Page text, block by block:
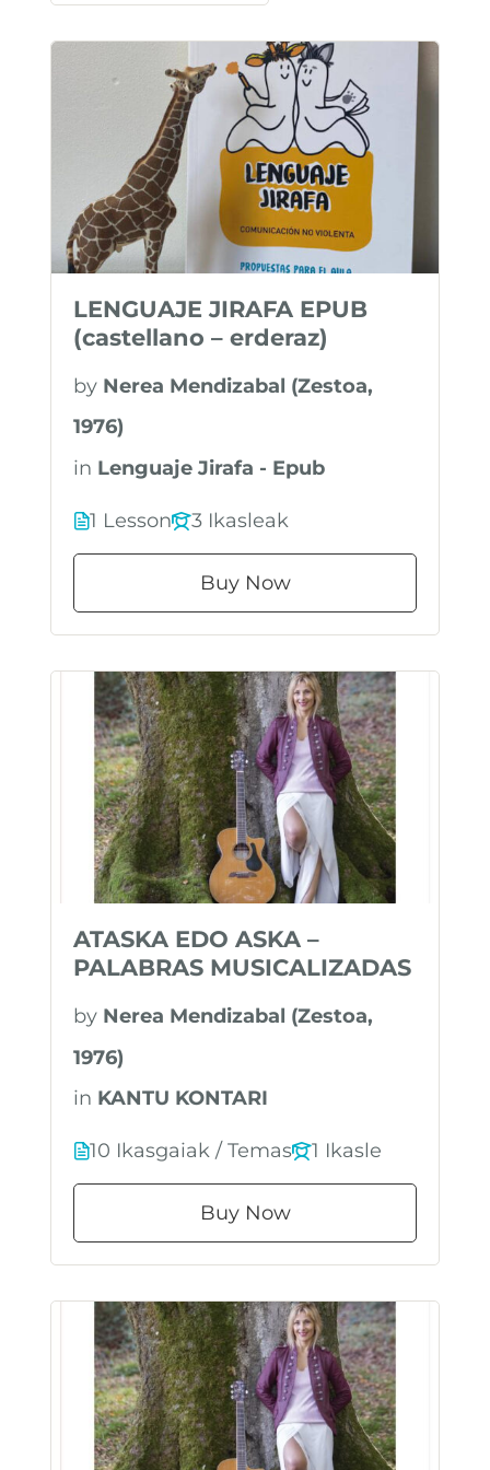
LENGUAJE JIRAFA EPUB
(castellano – erderaz)
by Nerea Mendizabal (Zestoa,
1976)
in Lenguaje Jirafa - Epub
1 Lesson 3 Ikasleak
Buy Now
ATASKA EDO ASKA –
PALABRAS MUSICALIZADAS
by Nerea Mendizabal (Zestoa,
1976)
in KANTU KONTARI
10 Ikasgaiak / Temas 1 Ikasle
Buy Now